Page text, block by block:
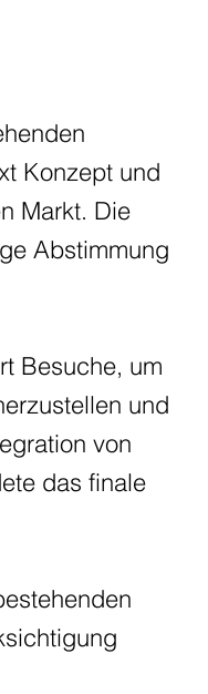
Konzept und
Markt. Die
Abstimmung
Besuche, um
und
von
das finale